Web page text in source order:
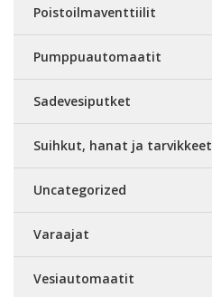
Poistoilmaventtiilit
Pumppuautomaatit
Sadevesiputket
Suihkut, hanat ja tarvikkeet
Uncategorized
Varaajat
Vesiautomaatit